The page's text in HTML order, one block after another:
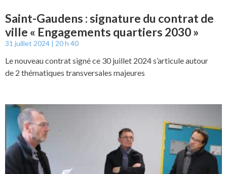
Saint-Gaudens : signature du contrat de
ville « Engagements quartiers 2030 »
31 juillet 2024 20 h 40
Le nouveau contrat signé ce 30 juillet 2024 s’articule autour
de 2 thématiques transversales majeures